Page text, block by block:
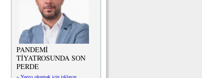
PANDEMİ
TİYATROSUNDA SON
PERDE
» Yazıyı okumak için tıklayın